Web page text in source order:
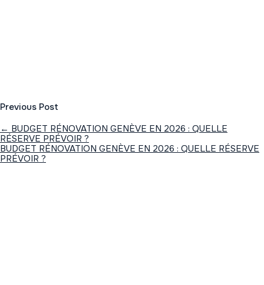
Previous Post
← BUDGET RÉNOVATION GENÈVE EN 2026 : QUELLE
RÉSERVE PRÉVOIR ?
BUDGET RÉNOVATION GENÈVE EN 2026 : QUELLE RÉSERVE
PRÉVOIR ?